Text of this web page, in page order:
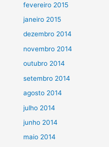
fevereiro 2015
janeiro 2015
dezembro 2014
novembro 2014
outubro 2014
setembro 2014
agosto 2014
julho 2014
junho 2014
maio 2014